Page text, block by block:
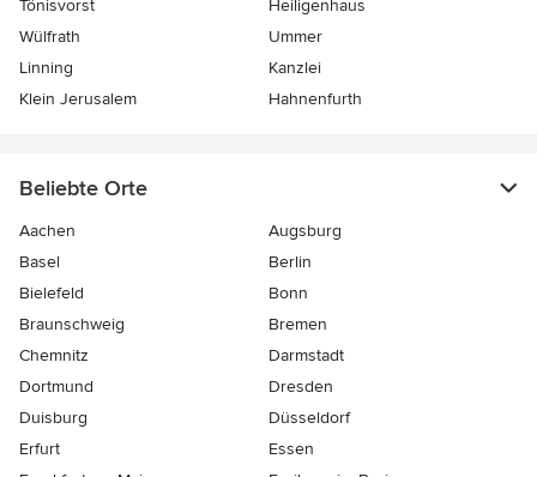
Tönisvorst
Heiligenhaus
Wülfrath
Ummer
Linning
Kanzlei
Klein Jerusalem
Hahnenfurth
Beliebte Orte
Aachen
Augsburg
Basel
Berlin
Bielefeld
Bonn
Braunschweig
Bremen
Chemnitz
Darmstadt
Dortmund
Dresden
Duisburg
Düsseldorf
Erfurt
Essen